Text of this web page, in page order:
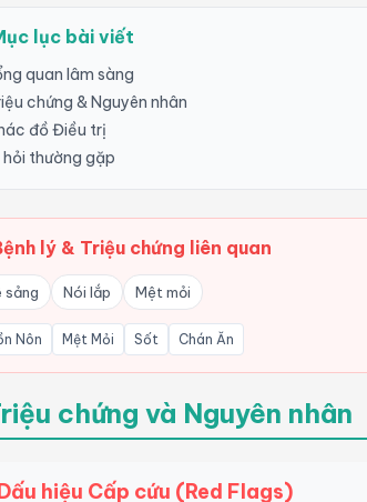
lục bài viết
quan lâm sàng
chứng & Nguyên nhân
đồ Điều trị
hỏi thường gặp
lý & Triệu chứng liên quan
sảng Nói lắp Mệt mỏi
Nôn Mệt Mỏi Sốt Chán Ăn
chứng và Nguyên nhân
hiệu Cấp cứu (Red Flags)